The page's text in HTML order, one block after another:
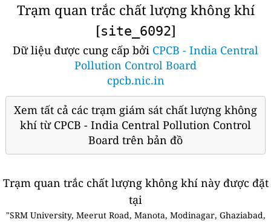
Trạm quan trắc chất lượng không khí
[site_6092]
Dữ liệu được cung cấp bởi CPCB - India Central
Pollution Control Board
cpcb.nic.in
Xem tất cả các trạm giám sát chất lượng không
khí từ CPCB - India Central Pollution Control
Board trên bản đồ
Trạm quan trắc chất lượng không khí này được đặt
tại
"SRM University, Meerut Road, Manota, Modinagar, Ghaziabad,